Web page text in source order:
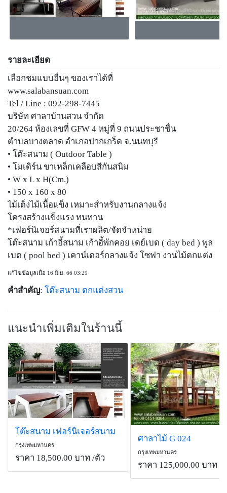
รายละเอียด
เลือกชมแบบอื่นๆ ของเราได้ที่
www.salabansuan.com
Tel / Line : 092-298-7445
บริษัท ศาลาบ้านสวน จำกัด
20/264 ห้องเลขที่ GFW 4 หมู่ที่ 9 ถนนประชาชื่น
ตำบลบางตลาด อำเภอปากเกร็ด จ.นนทบุรี
• โต๊ะสนาม ( Outdoor Table )
• โมเดิร์น ขาเหล็กเคลือบสีกันสนิม
• W x L x H(Cm.)
• 150 x 160 x 80
ไม้เต็งไม้เนื้อแข็ง เหมาะสำหรับงานกลางแจ้ง
โครงสร้างแข็งแรง ทนทาน
*เฟอร์นิเจอร์สนามที่เราผลิต/จัดจำหน่าย
โต๊ะสนาม เก้าอี้สนาม เก้าอี้พักคอย เดย์เบด ( day bed ) พูล
เบด ( pool bed ) เคาน์เตอร์กลางแจ้ง โซฟา งานไม้ตกแต่ง
แก้ไขข้อมูลเมื่อ 16 มิ.ย. 66 03:29
คำสำคัญ: โต๊ะสนาม ตกแต่งสวน
แนะนำเพิ่มเติมในร้านนี้
โต๊ะสนาม เฟอร์นิเจอร์สนาม
กรุงเทพมหานคร
ราคา 18,500.00 บาท /ตัว
ศาลาไม้ G 024
กรุงเทพมหานคร
ราคา 125,000.00 บาท